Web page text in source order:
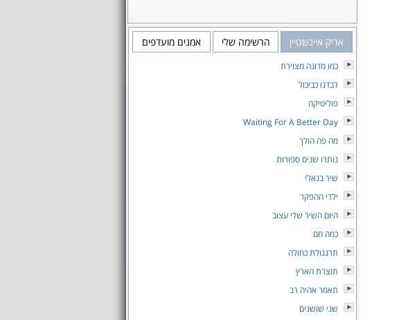
אריק איינשטיין הרשימה שלי אמנים מועדפים
כמו מדונה מצוירת
לבדנו כביכול
פוליטיקה
Waiting For A Better Day
מה פה הולך
נותרו שנים ספורות
שיר בנאלי
ילדי ההפקר
היום השיר שלי עצוב
כמה חם
תרנגולת כחולה
תוצרת הארץ
תאמר אהיה רב
שני שושנים